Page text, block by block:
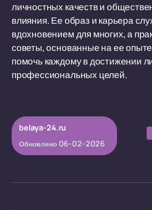
личностных качеств и
влияния. Ее образ и карьера
вдохновением для многих, а
советы, основанные на ее
помочь каждому в достижении
профессиональных целей.
belaya-24.ru
Обновлено 06-02-2026